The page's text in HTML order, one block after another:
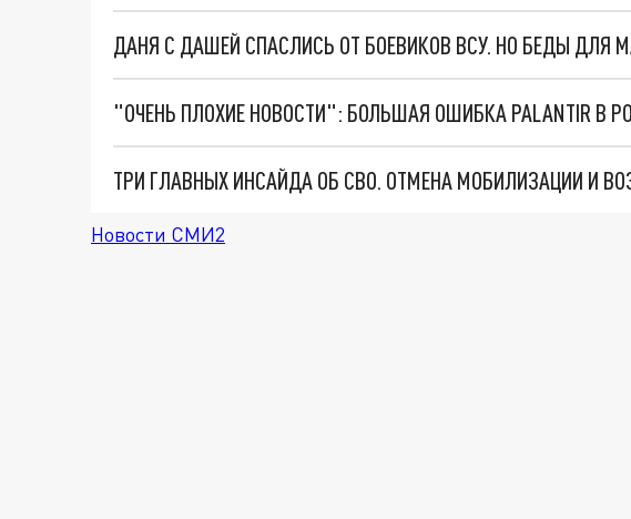
ДАНЯ С ДАШЕЙ СПАСЛИСЬ ОТ БОЕВИКОВ ВСУ. НО БЕДЫ ДЛЯ
Новости СМИ2